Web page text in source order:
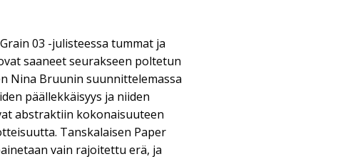
03 -julisteessa tummat ja
saaneet seurakseen poltetun
Nina Bruunin suunnittelemassa
päällekkäisyys ja niiden
abstraktiin kokonaisuuteen
Tanskalaisen Paper
vain rajoitettu erä, ja